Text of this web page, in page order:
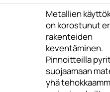
Metallien
on korostunut
rakenteiden
keventäminen.
Pinnoitteilla
suojaamaan
yhä